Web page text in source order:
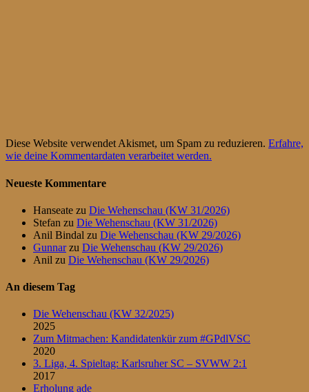
Diese Website verwendet Akismet, um Spam zu reduzieren. Erfahre,
wie deine Kommentardaten verarbeitet werden.
Neueste Kommentare
Hanseate zu Die Wehenschau (KW 31/2026)
Stefan zu Die Wehenschau (KW 31/2026)
Anil Bindal zu Die Wehenschau (KW 29/2026)
Gunnarzu Die Wehenschau (KW 29/2026)
Anil zu Die Wehenschau (KW 29/2026)
An diesem Tag
Die Wehenschau (KW 32/2025)
2025
Zum Mitmachen: Kandidatenkür zum #GPdlVSC
2020
3. Liga, 4. Spieltag: Karlsruher SC – SVWW 2:1
2017
Erholung ade